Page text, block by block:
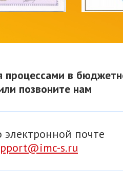
процессами в
позвоните нам
электронной почте
s.ru